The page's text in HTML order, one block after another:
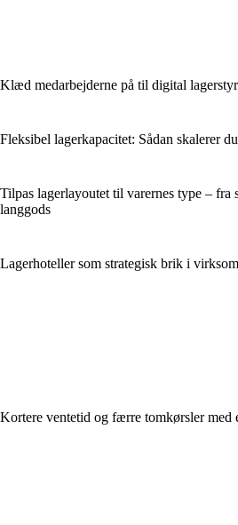
Klæd medarbejderne på til digital
Fleksibel lagerkapacitet: Sådan skalerer
Tilpas lagerlayoutet til varernes type – fra
langgods
Lagerhoteller som strategisk brik i
Kortere ventetid og færre tomkørsler